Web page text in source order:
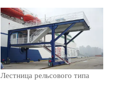
Лестница рельсового типа